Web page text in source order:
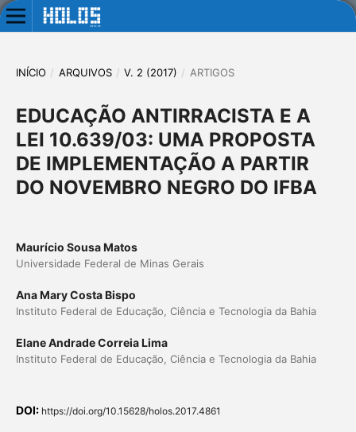
INÍCIO / ARQUIVOS / V. 2 (2017) / ARTIGOS
EDUCAÇÃO ANTIRRACISTA E A
LEI 10.639/03: UMA PROPOSTA
DE IMPLEMENTAÇÃO A PARTIR
DO NOVEMBRO NEGRO DO IFBA
Maurício Sousa Matos
Universidade Federal de Minas Gerais
Ana Mary Costa Bispo
Instituto Federal de Educação, Ciência e Tecnologia da Bahia
Elane Andrade Correia Lima
Instituto Federal de Educação, Ciência e Tecnologia da Bahia
DOI: https://doi.org/10.15628/holos.2017.4861